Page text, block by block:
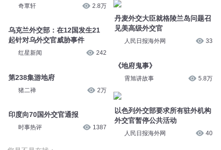
奇覃轩 2.8万
乌克兰外交部：在12国发生21
起针对乌外交官威胁事件
红星新闻 242
第238集游地府
猪二禅 2万
印度向70国外交官通报
时事热评 1387
丹麦外交大臣就格陵兰岛问题召
见美高级外交官
人民日报海外网 33
《地府鬼事》
霄旭讲故事 5.8万
以色列外交部要求所有驻外机构
外交官暂停公共活动
人民日报海外网 40